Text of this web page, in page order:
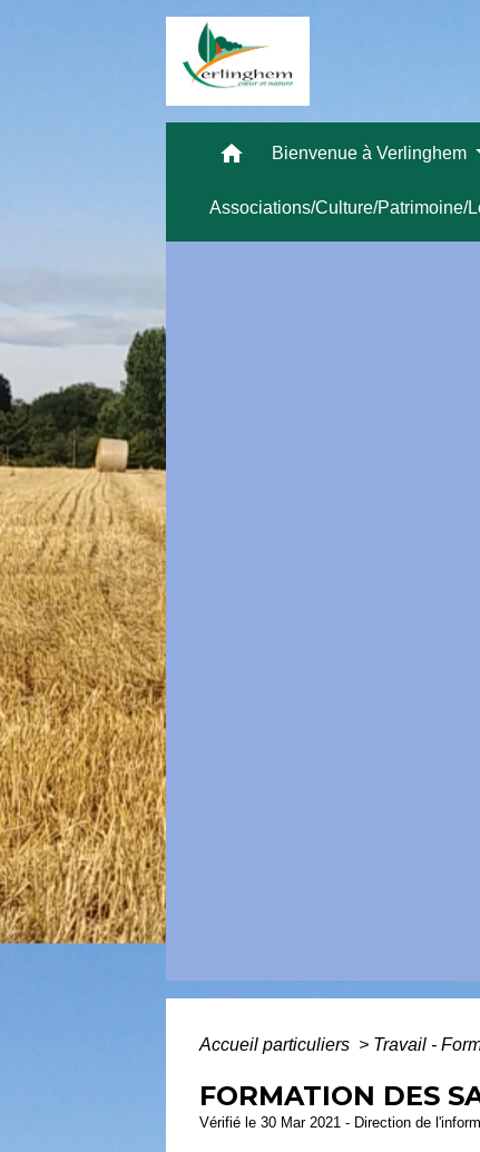
home Bienvenue à Verlinghem
Associations/Culture/Patrimoine/
Accueil particuliers > Travail -
FORMATION DES
Vérifié le 30 Mar 2021 - Direction de